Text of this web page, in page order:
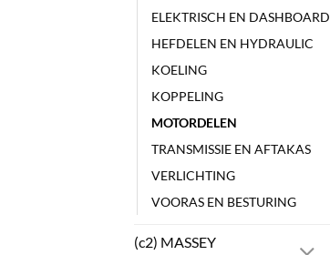
ELEKTRISCH EN DASHBOARD
HEFDELEN EN HYDRAULIC
KOELING
KOPPELING
MOTORDELEN
TRANSMISSIE EN AFTAKAS
VERLICHTING
VOORAS EN BESTURING
(c2) MASSEY